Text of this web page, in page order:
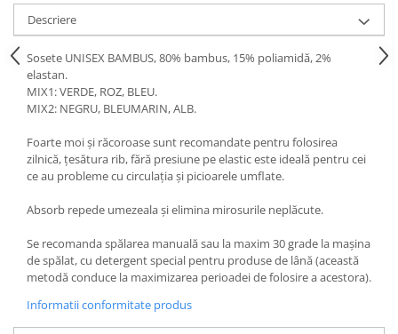
Descriere
Sosete UNISEX BAMBUS, 80% bambus, 15% poliamidă, 2%
elastan.
MIX1: VERDE, ROZ, BLEU.
MIX2: NEGRU, BLEUMARIN, ALB.
Foarte moi și răcoroase sunt recomandate pentru folosirea
zilnică, țesătura rib, fără presiune pe elastic este ideală pentru cei
ce au probleme cu circulația și picioarele umflate.
Absorb repede umezeala și elimina mirosurile neplăcute.
Se recomanda spălarea manuală sau la maxim 30 grade la mașina
de spălat, cu detergent special pentru produse de lână (această
metodă conduce la maximizarea perioadei de folosire a acestora).
Informatii conformitate produs